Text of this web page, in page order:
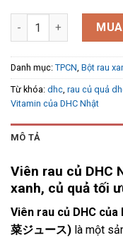
Viên rau củ DHC Nhật
Danh mục: TPCN, Bột rau
Từ khóa: dhc, rau củ quả
Vitamin của DHC Nhật
MÔ TẢ
Viên rau củ DHC
xanh, củ quả tối
Viên rau củ DHC của
菜ジュース) là một